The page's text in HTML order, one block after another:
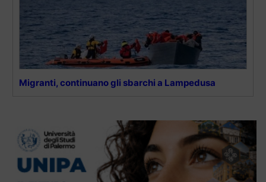
Migranti, continuano gli sbarchi a Lampedusa